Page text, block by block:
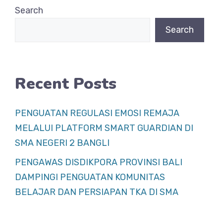
o
Search
Search
Recent Posts
PENGUATAN REGULASI EMOSI REMAJA
MELALUI PLATFORM SMART GUARDIAN DI
SMA NEGERI 2 BANGLI
PENGAWAS DISDIKPORA PROVINSI BALI
DAMPINGI PENGUATAN KOMUNITAS
BELAJAR DAN PERSIAPAN TKA DI SMA